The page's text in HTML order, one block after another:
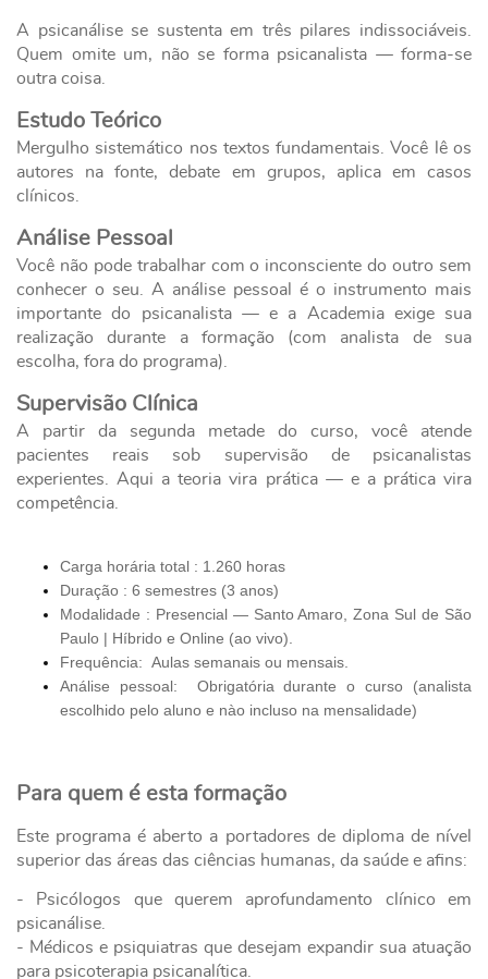
A psicanálise se sustenta em três pilares indissociáveis.
Quem omite um, não se forma psicanalista — forma-se
outra coisa.
Estudo Teórico
Mergulho sistemático nos textos fundamentais. Você lê os
autores na fonte, debate em grupos, aplica em casos
clínicos.
Análise Pessoal
Você não pode trabalhar com o inconsciente do outro sem
conhecer o seu. A análise pessoal é o instrumento mais
importante do psicanalista — e a Academia exige sua
realização durante a formação (com analista de sua
escolha, fora do programa).
Supervisão Clínica
A partir da segunda metade do curso, você atende
pacientes reais sob supervisão de psicanalistas
experientes. Aqui a teoria vira prática — e a prática vira
competência.
Carga horária total : 1.260 horas
Duração : 6 semestres (3 anos)
Modalidade : Presencial — Santo Amaro, Zona Sul de São
Paulo | Híbrido e Online (ao vivo).
Frequência: Aulas semanais ou mensais.
Análise pessoal: Obrigatória durante o curso (analista
escolhido pelo aluno e nào incluso na mensalidade)
Para quem é esta formação
Este programa é aberto a portadores de diploma de nível
superior das áreas das ciências humanas, da saúde e afins:
- Psicólogos que querem aprofundamento clínico em
psicanálise.
- Médicos e psiquiatras que desejam expandir sua atuação
para psicoterapia psicanalítica.